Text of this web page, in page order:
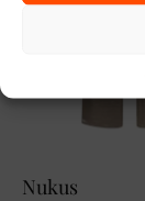
Nukus